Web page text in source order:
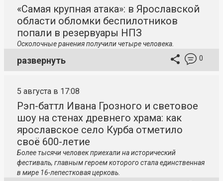
«Самая крупная атака»: в Ярославской
области обломки беспилотников
попали в резервуары НПЗ
Осколочные ранения получили четыре человека.
развернуть 0
5 августа в 17:08
Рэп-баттл Ивана Грозного и световое
шоу на стенах древнего храма: как
ярославское село Курба отметило
своё 600-летие
Более тысячи человек приехали на исторический
фестиваль, главным героем которого стала единственная
в мире 16-лепестковая церковь.